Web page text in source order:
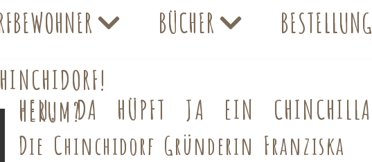
BÜCHER BESTELLUNG
HEU, DA HÜPFT JA EIN CHINCHILLA
HERUM?
Die Chinchidorf Gründerin Franziska